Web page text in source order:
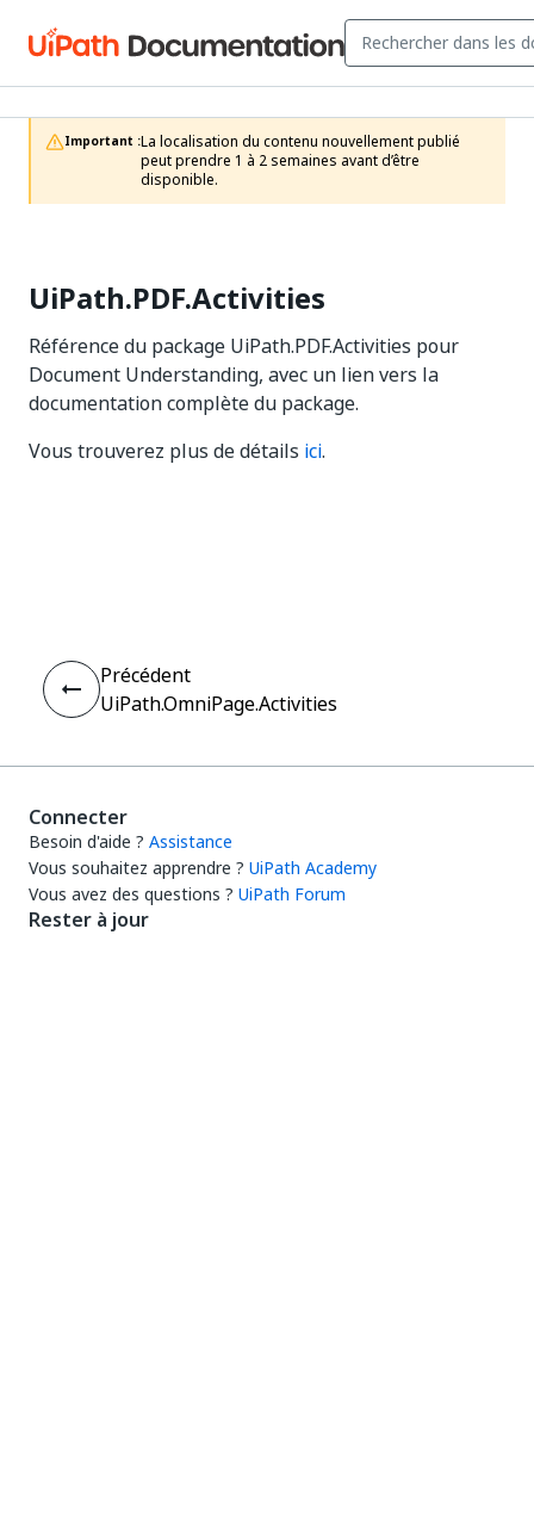
Important :La localisation du contenu nouvellement publié
peut prendre 1 à 2 semaines avant d’être
disponible.
UiPath.PDF.Activities
Référence du package UiPath.PDF.Activities pour
Document Understanding, avec un lien vers la
documentation complète du package.
Vous trouverez plus de détails ici.
Précédent
UiPath.OmniPage.Activities
Connecter
Besoin d'aide ? Assistance
Vous souhaitez apprendre ? UiPath Academy
Vous avez des questions ? UiPath Forum
Rester à jour